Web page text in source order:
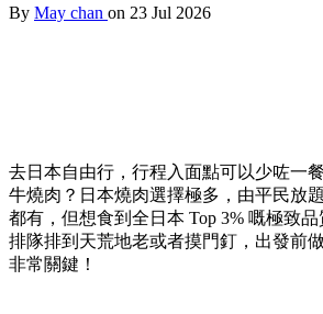
By May chan on 23 Jul 2026
去日本自由行，行程入面點可以少咗一
牛燒肉？日本燒肉選擇極多，由平民放
都有，但想食到全日本 Top 3% 嘅極致
排隊排到天荒地老或者摸門釘，出發前
非常關鍵！